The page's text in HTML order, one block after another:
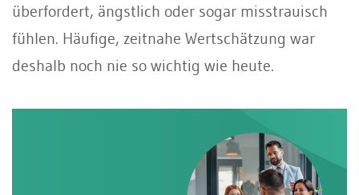
überfordert, ängstlich oder sogar misstrauisch
fühlen. Häufige, zeitnahe Wertschätzung war
deshalb noch nie so wichtig wie heute.